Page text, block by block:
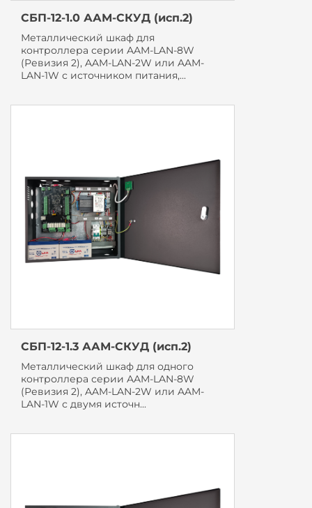
СБП-12-1.0 ААМ-СКУД (исп.2)
Металлический шкаф для
контроллера серии AAM-LAN-8W
(Ревизия 2), AAM-LAN-2W или AAM-
LAN-1W с источником питания,...
СБП-12-1.3 ААМ-СКУД (исп.2)
Металлический шкаф для одного
контроллера серии AAM-LAN-8W
(Ревизия 2), AAM-LAN-2W или AAM-
LAN-1W с двумя источн...